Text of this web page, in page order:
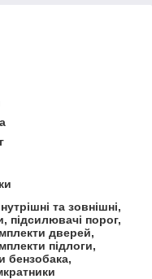
та зовнішні,
підсилювачі порог,
дверей,
підлоги,
бензобака,